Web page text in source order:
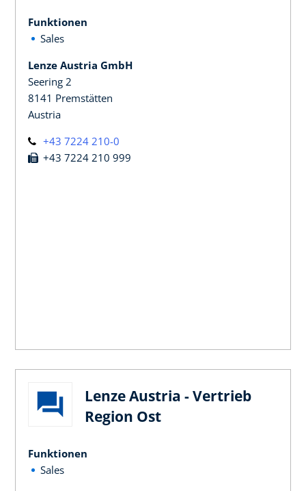
Funktionen
Sales
Lenze Austria GmbH
Seering 2
8141 Premstätten
Austria
+43 7224 210-0
+43 7224 210 999
Lenze Austria - Vertrieb
Region Ost
Funktionen
Sales